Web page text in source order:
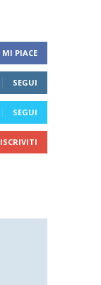
MI PIACE
SEGUI
SEGUI
ISCRIVITI